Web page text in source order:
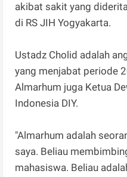
akibat sakit yang
di RS JIH Yogyakarta.
Ustadz Cholid adalah
yang menjabat periode
Almarhum juga Ketua
Indonesia DIY.
"Almarhum adalah
saya. Beliau
mahasiswa. Beliau